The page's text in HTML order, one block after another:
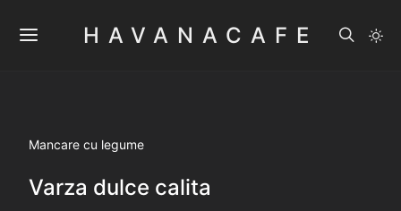
HAVANACAFE
Mancare cu legume
Varza dulce calita